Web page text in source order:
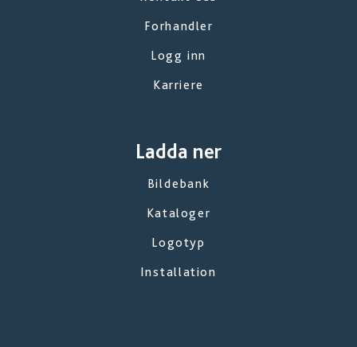
Forhandler
Logg inn
Karriere
Ladda ner
Bildebank
Kataloger
Logotyp
Installation